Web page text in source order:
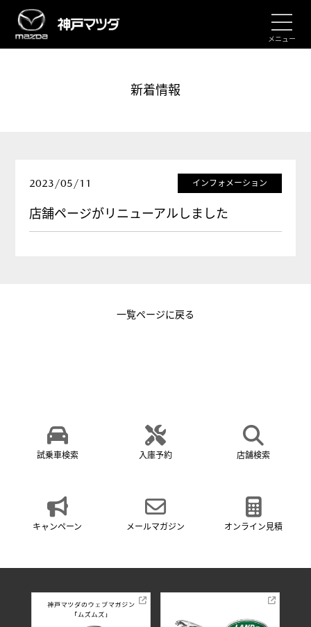
メニュー
新着情報
2023/05/11 インフォメーション
店舗ページがリニューアルしました
一覧ページに戻る
試乗車検索 入庫予約 店舗検索
キャンペーン メールマガジン オンライン見積